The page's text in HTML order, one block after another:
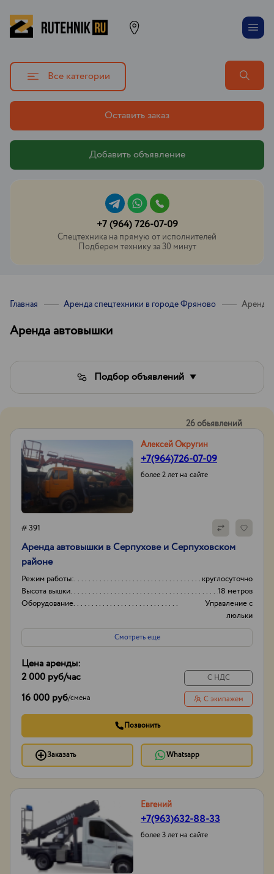
Все категории
Оставить заказ
Добавить объявление
+7 (964) 726-07-09
Спецтехника на прямую от исполнителей
Подберем технику за 30 минут
Главная Аренда спецтехники в городе Фряново Аренда
Аренда автовышки
Подбор объявлений
26 обьявлений
Алексей Округин
+7(964)726-07-09
более 2 лет на сайте
# 391
Аренда автовышки в Серпухове и Серпуховском
районе
Режим работы:
круглосуточно
Высота вышки
18 метров
Оборудование
Управление с
люльки
Тип проходимости
Колесная
Смотреть еще
Цена аренды:
2 000 руб/час
16 000 руб/смена
С НДС
С экипажем
Позвонить
Заказать Whatsapp
Евгений
+7(963)632-88-33
более 3 лет на сайте